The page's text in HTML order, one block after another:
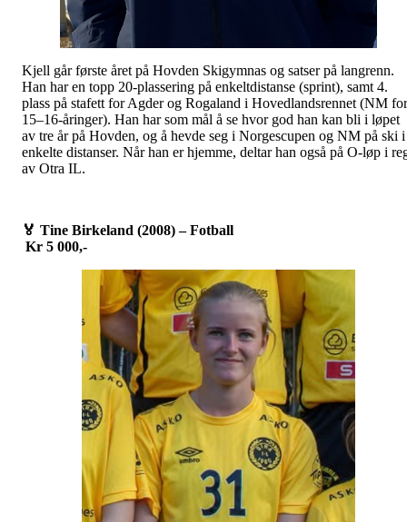
Kjell går første året på Hovden Skigymnas og satser på langrenn.
Han har en topp 20-plassering på enkeltdistanse (sprint), samt 4.
plass på stafett for Agder og Rogaland i Hovedlandsrennet (NM for
15–16-åringer). Han har som mål å se hvor god han kan bli i løpet
av tre år på Hovden, og å hevde seg i Norgescupen og NM på ski i
enkelte distanser. Når han er hjemme, deltar han også på O-løp i
av Otra IL.
🏅 Tine Birkeland (2008) – Fotball
Kr 5 000,-